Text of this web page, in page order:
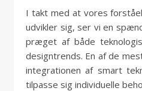
I takt med at vores
udvikler sig, ser vi en
præget af både
designtrends. En af de
integrationen af smart
tilpasse sig individuelle